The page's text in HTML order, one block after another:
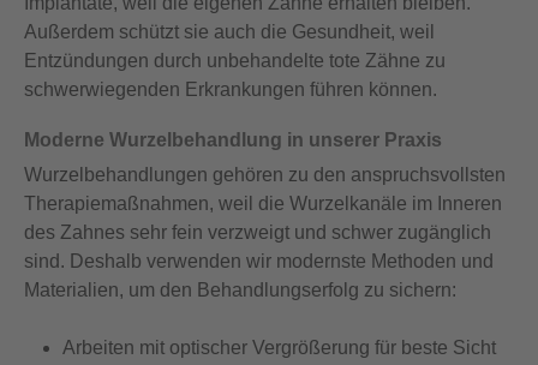
Außerdem schützt sie auch die Gesundheit, weil
Entzündungen durch unbehandelte tote Zähne zu
schwerwiegenden Erkrankungen führen können.
Moderne Wurzelbehandlung in unserer Praxis
Wurzelbehandlungen gehören zu den anspruchsvollsten
Therapiemaßnahmen, weil die Wurzelkanäle im Inneren
des Zahnes sehr fein verzweigt und schwer zugänglich
sind. Deshalb verwenden wir modernste Methoden und
Materialien, um den Behandlungserfolg zu sichern:
Arbeiten mit optischer Vergrößerung für beste Sicht